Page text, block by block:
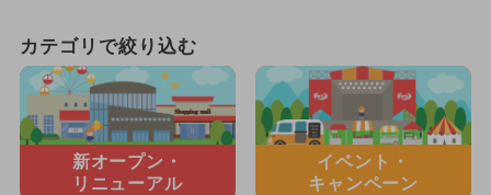
カテゴリで絞り込む
新オープン・
リニューアル
イベント・
キャンペーン